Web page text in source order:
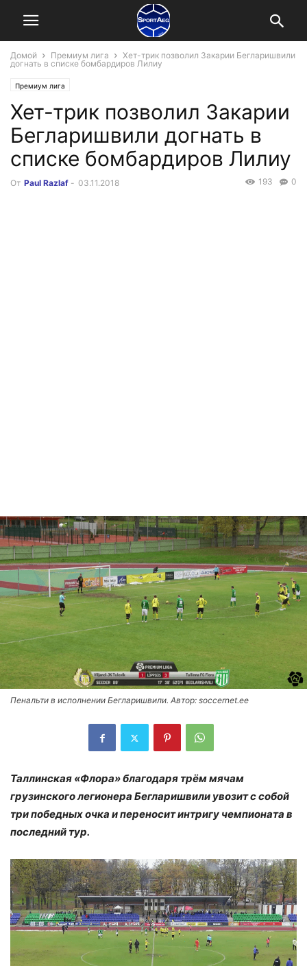
Домой Премиум лига
Хет-трик позволил Закарии Бегларишвили
догнать в списке бомбардиров Лилиу
Премиум лига
Хет-трик позволил Закарии
Бегларишвили догнать в
списке бомбардиров Лилиу
От Paul Razlaf - 03.11.2018 0
193
Пенальти в исполнении Бегларишвили. Автор: soccernet.ee
Таллинская «Флора» благодаря трём мячам
грузинского легионера Бегларишвили увозит с собой
три победных очка и переносит интригу чемпионата в
последний тур.